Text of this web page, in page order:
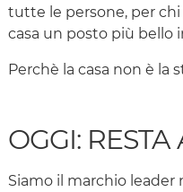
tutte le persone, per
casa un posto più bello
Perchè la casa non è la
OGGI:
Siamo il marchio leader